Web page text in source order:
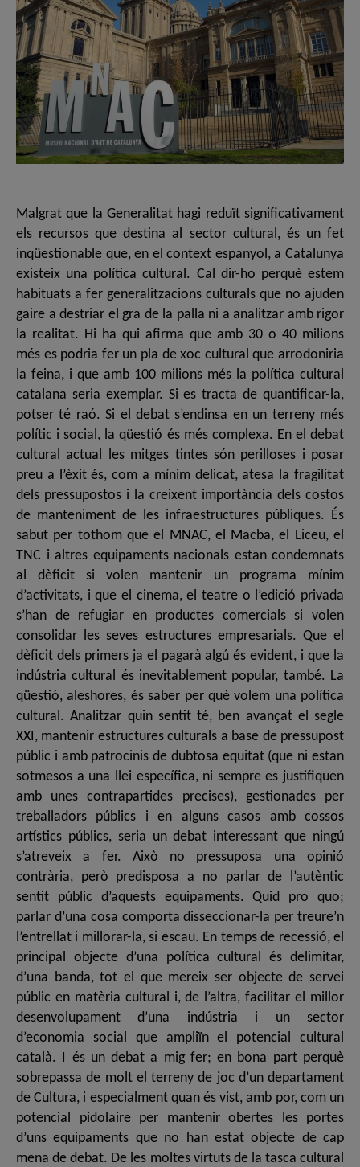
Malgrat que la Generalitat hagi reduït significativament
els recursos que destina al sector cultural, és un fet
inqüestionable que, en el context espanyol, a Catalunya
existeix una política cultural. Cal dir-ho perquè estem
habituats a fer generalitzacions culturals que no ajuden
gaire a destriar el gra de la palla ni a analitzar amb rigor
la realitat. Hi ha qui afirma que amb 30 o 40 milions
més es podria fer un pla de xoc cultural que arrodoniria
la feina, i que amb 100 milions més la política cultural
catalana seria exemplar. Si es tracta de quantificar-la,
potser té raó. Si el debat s’endinsa en un terreny més
polític i social, la qüestió és més complexa. En el debat
cultural actual les mitges tintes són perilloses i posar
preu a l’èxit és, com a mínim delicat, atesa la fragilitat
dels pressupostos i la creixent importància dels costos
de manteniment de les infraestructures públiques. És
sabut per tothom que el MNAC, el Macba, el Liceu, el
TNC i altres equipaments nacionals estan condemnats
al dèficit si volen mantenir un programa mínim
d’activitats, i que el cinema, el teatre o l’edició privada
s’han de refugiar en productes comercials si volen
consolidar les seves estructures empresarials. Que el
dèficit dels primers ja el pagarà algú és evident, i que la
indústria cultural és inevitablement popular, també. La
qüestió, aleshores, és saber per què volem una política
cultural. Analitzar quin sentit té, ben avançat el segle
XXI, mantenir estructures culturals a base de pressupost
públic i amb patrocinis de dubtosa equitat (que ni estan
sotmesos a una llei específica, ni sempre es justifiquen
amb unes contrapartides precises), gestionades per
treballadors públics i en alguns casos amb cossos
artístics públics, seria un debat interessant que ningú
s’atreveix a fer. Això no pressuposa una opinió
contrària, però predisposa a no parlar de l’autèntic
sentit públic d’aquests equipaments. Quid pro quo;
parlar d’una cosa comporta disseccionar-la per treure’n
l’entrellat i millorar-la, si escau. En temps de recessió, el
principal objecte d’una política cultural és delimitar,
d’una banda, tot el que mereix ser objecte de servei
públic en matèria cultural i, de l’altra, facilitar el millor
desenvolupament d’una indústria i un sector
d’economia social que ampliïn el potencial cultural
català. I és un debat a mig fer; en bona part perquè
sobrepassa de molt el terreny de joc d’un departament
de Cultura, i especialment quan és vist, amb por, com un
potencial pidolaire per mantenir obertes les portes
d’uns equipaments que no han estat objecte de cap
mena de debat. De les moltes virtuts de la tasca cultural